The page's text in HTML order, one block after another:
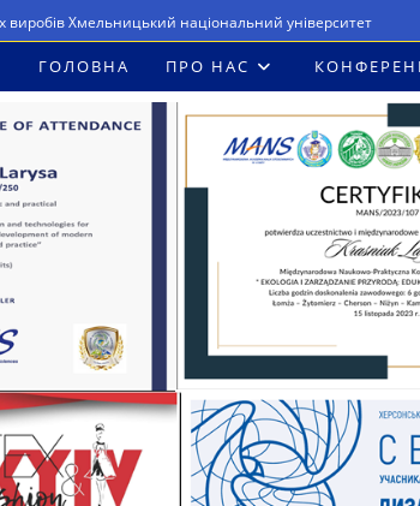
виробів Хмельницький національний університет
ГОЛОВНА ПРО НАС